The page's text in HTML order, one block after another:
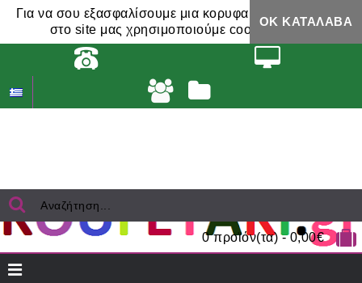
Για να σου εξασφαλίσουμε μια κορυφαία εμπειρία,
στο site μας χρησιμοποιούμε cookies.
ΟΚ ΚΑΤΆΛΑΒΑ
0 προϊόν(τα) - 0,00€